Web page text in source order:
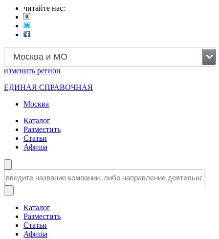
читайте нас:
Москва и МО
изменить регион
ЕДИНАЯ СПРАВОЧНАЯ
Москва
Каталог
Разместить
Статьи
Афиша
Каталог
Разместить
Статьи
Афиша